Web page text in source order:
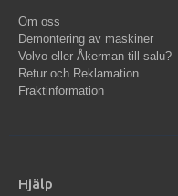
Om oss
Demontering av maskiner
Volvo eller Åkerman till salu?
Retur och Reklamation
Fraktinformation
Hjälp